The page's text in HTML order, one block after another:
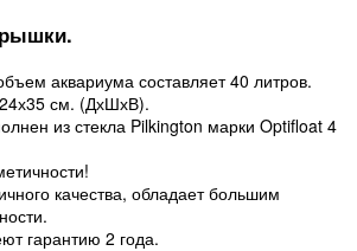
аквариума составляет 40 литров.
см. (ДхШхВ).
из стекла Pilkington марки Optifloat 4
качества, обладает большим
гарантию 2 года.